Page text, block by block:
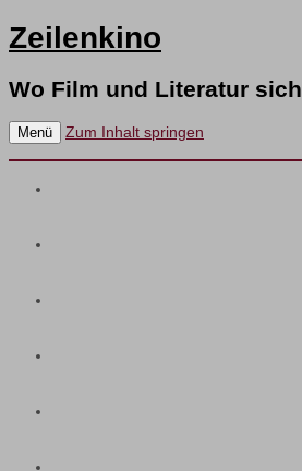
Zeilenkino
Wo Film und Literatur
Menü Zum Inhalt springen